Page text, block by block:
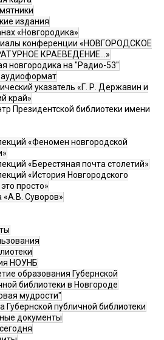
издания
«Новгородика»
конференции «НОВГОРОДСКОЕ
КРАЕВЕДЕНИЕ...»
новгородика на "Радио-53"
указатель «Г. Р. Державин и
край»
Президентской библиотеки имени
«Феномен новгородской
«Берестяная почта столетий»
«История Новгородского
просто»
«А.В. Суворов»
НОУНБ
образования Губернской
библиотеки в Новгороде
мудрости"
Губернской публичной библиотеки
документы